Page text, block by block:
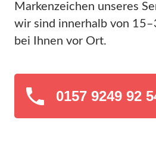
Markenzeichen unseres
wir sind innerhalb von
bei Ihnen vor Ort.
0157 9249 92